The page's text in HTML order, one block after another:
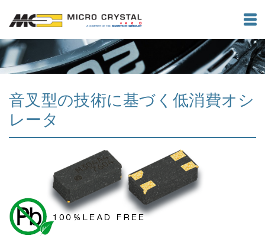
音叉型の技術に基づく低消費オシ
レータ